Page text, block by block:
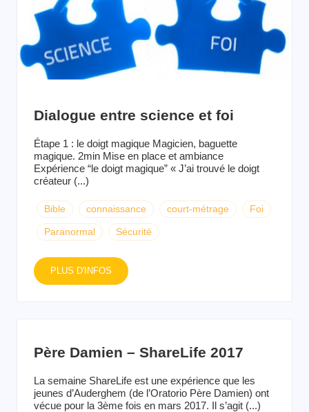
Dialogue entre science et foi
Étape 1 : le doigt magique Magicien, baguette
magique. 2min Mise en place et ambiance
Expérience “le doigt magique” « J’ai trouvé le doigt
créateur (...)
Bible connaissance court-métrage Foi
Paranormal Sécurité
PLUS D'INFOS
Père Damien – ShareLife 2017
La semaine ShareLife est une expérience que les
jeunes d’Auderghem (de l’Oratorio Père Damien) ont
vécue pour la 3ème fois en mars 2017. Il s’agit (...)